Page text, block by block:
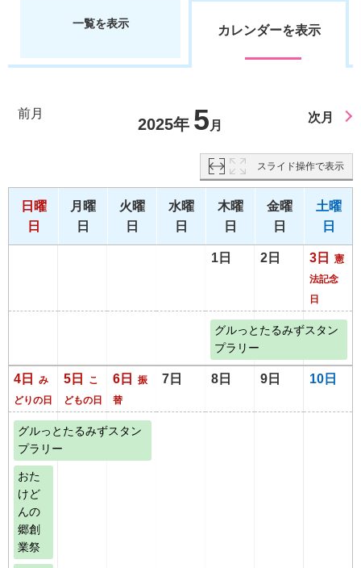
一覧を表示 カレンダーを表示
前月
2025年 5 月
次月
スライド操作で表示
日曜
日
月曜
日
火曜
日
水曜
日
木曜
日
金曜
日
土曜
日
1日 2日 3日
憲
法記念
日
グルっとたるみずスタン
プラリー
4日
み
どりの日
5日
こ
どもの日
6日
振
替
7日 8日 9日 10日
グルっとたるみずスタン
プラリー
おた
けど
んの
郷創
業祭